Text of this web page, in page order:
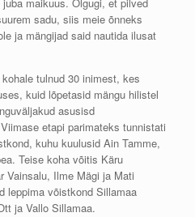
maikuus. Olgugi, et pilved
sadu, siis meie õnneks
ja mängijad said nautida ilusat
tulnud 30 inimest, kes
kuid lõpetasid mängu hilistel
asusisd
etapi parimateks tunnistati
kuhu kuulusid Ain Tamme,
Teise koha võitis Käru
Vainsalu, Ilme Mägi ja Mati
leppima võistkond Sillamaa
ja Vallo Sillamaa.